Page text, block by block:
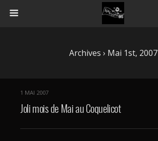
Archives › Mai 1st, 2007
1 MAI 2007
Joli mois de Mai au Coquelicot